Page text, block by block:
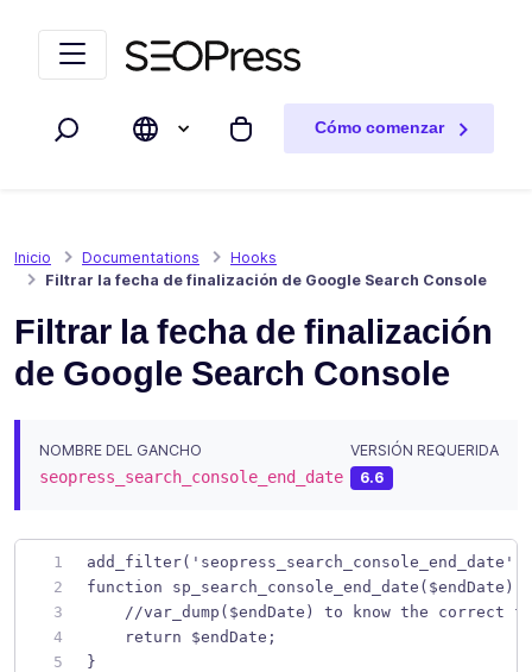
Buscar Mi carrito
Cómo comenzar
Inicio Documentations
Hooks
Filtrar la fecha de finalización de Google Search Console
Filtrar la fecha de finalización
de Google Search Console
NOMBRE DEL GANCHO
seopress_search_console_end_date
VERSIÓN REQUERIDA
6.6
function sp_search_console_end_date($endDate) {
//var_dump($endDate) to know the correct
    return $endDate;
}